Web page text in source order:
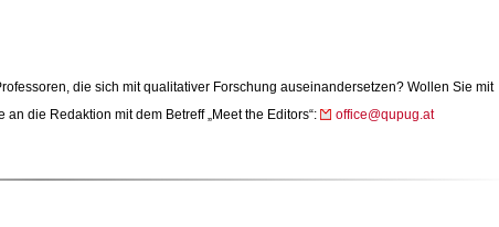
die sich mit qualitativer Forschung auseinandersetzen? Wollen Sie mit
die Redaktion mit dem Betreff „Meet the Editors“:
office@qupug.at